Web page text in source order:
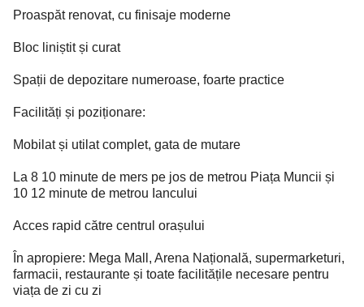
Proaspăt renovat, cu finisaje moderne
Bloc liniștit și curat
Spații de depozitare numeroase, foarte practice
Facilități și poziționare:
Mobilat și utilat complet, gata de mutare
La 8 10 minute de mers pe jos de metrou Piața Muncii și
10 12 minute de metrou Iancului
Acces rapid către centrul orașului
În apropiere: Mega Mall, Arena Națională, supermarketuri,
farmacii, restaurante și toate facilitățile necesare pentru
viața de zi cu zi